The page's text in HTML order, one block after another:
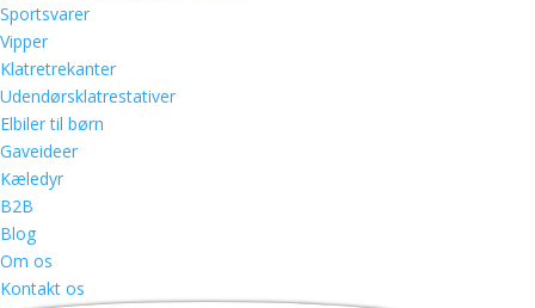
Sportsvarer
Vipper
Klatretrekanter
Udendørsklatrestativer
Elbiler til børn
Gaveideer
Kæledyr
B2B
Blog
Om os
Kontakt os